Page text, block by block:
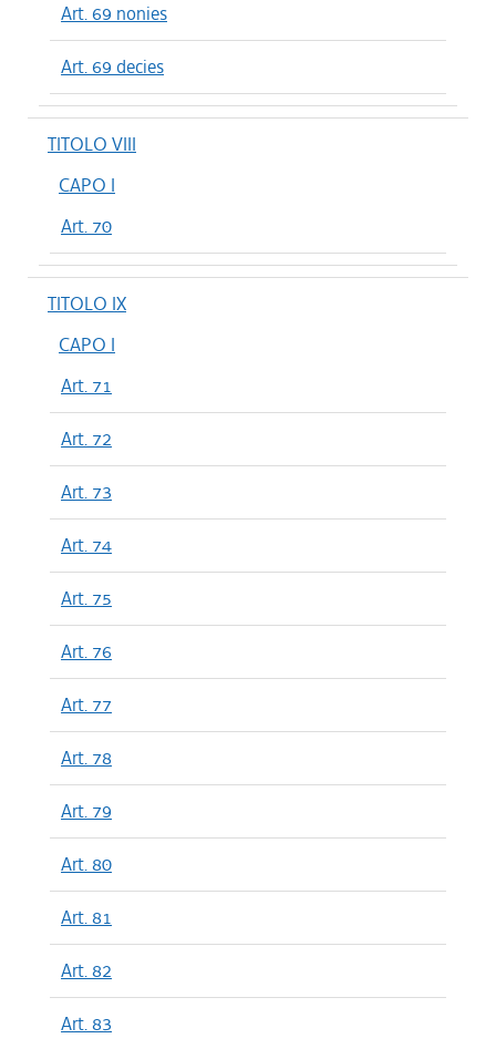
Art. 69 nonies
Art. 69 decies
TITOLO VIII
CAPO I
Art. 70
TITOLO IX
CAPO I
Art. 71
Art. 72
Art. 73
Art. 74
Art. 75
Art. 76
Art. 77
Art. 78
Art. 79
Art. 80
Art. 81
Art. 82
Art. 83